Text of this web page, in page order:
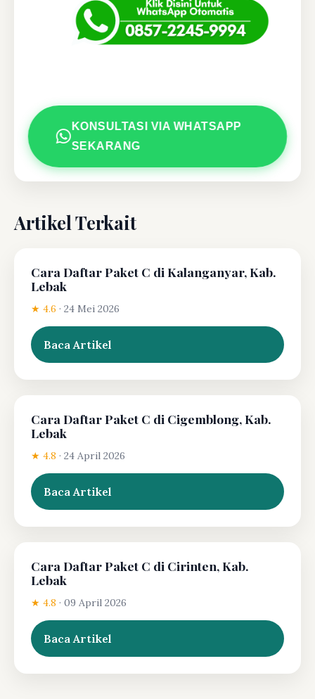
KONSULTASI VIA WHATSAPP
SEKARANG
Artikel Terkait
Cara Daftar Paket C di Kalanganyar, Kab.
Lebak
★ 4.6 · 24 Mei 2026
Baca Artikel
Cara Daftar Paket C di Cigemblong, Kab.
Lebak
★ 4.8 · 24 April 2026
Baca Artikel
Cara Daftar Paket C di Cirinten, Kab.
Lebak
★ 4.8 · 09 April 2026
Baca Artikel